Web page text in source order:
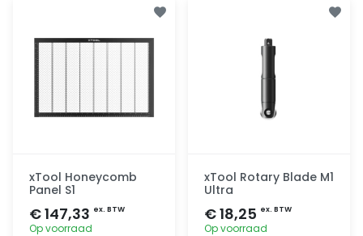
xTool Honeycomb
Panel S1
€ 147,33 ex. BTW
Op voorraad
xTool Rotary Blade M1
Ultra
€ 18,25 ex. BTW
Op voorraad